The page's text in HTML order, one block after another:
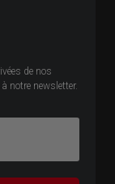
de nos
notre newsletter.